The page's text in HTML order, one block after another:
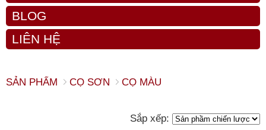
BLOG
LIÊN HỆ
SẢN PHẨM CỌ SƠN CỌ MÀU
Sắp xếp: